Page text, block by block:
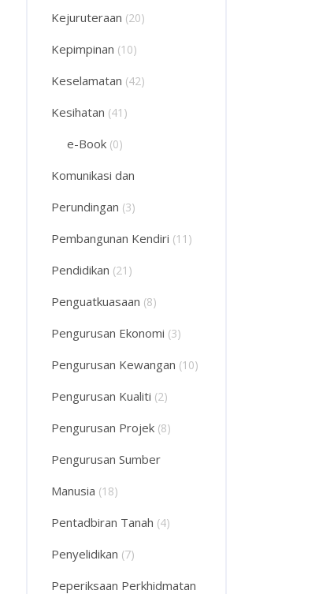
Kejuruteraan (20)
Kepimpinan (10)
Keselamatan (42)
Kesihatan (41)
e-Book (0)
Komunikasi dan
Perundingan (3)
Pembangunan Kendiri (11)
Pendidikan (21)
Penguatkuasaan (8)
Pengurusan Ekonomi (3)
Pengurusan Kewangan (10)
Pengurusan Kualiti (2)
Pengurusan Projek (8)
Pengurusan Sumber
Manusia (18)
Pentadbiran Tanah (4)
Penyelidikan (7)
Peperiksaan Perkhidmatan